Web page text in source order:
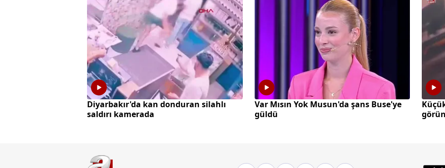
Diyarbakır'da kan donduran silahlı
saldırı kamerada
Var Mısın Yok Musun'da şans Buse'ye
güldü